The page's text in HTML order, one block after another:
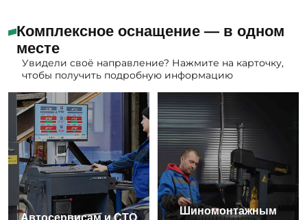
Комплексное оснащение — в одном
месте
Увидели своё направление? Нажмите на карточку,
чтобы получить подробную информацию
Автосервисам и СТО
Шиномонтажным